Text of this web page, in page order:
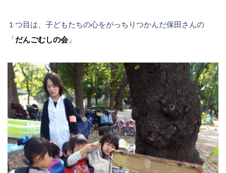
１つ目は、子どもたちの心をがっちりつかんだ保田さんの
「だんごむしの会」